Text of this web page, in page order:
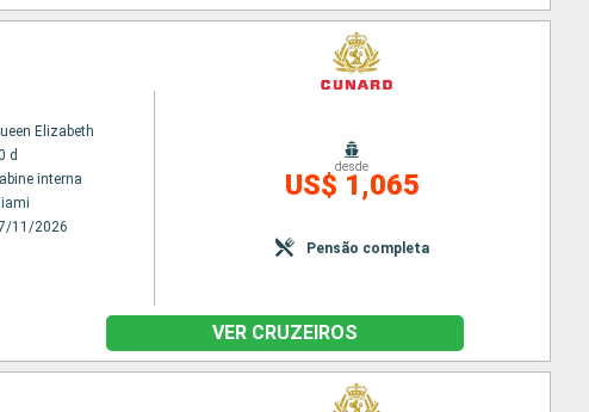
Elizabeth
d
interna
11/2026
desde
US$ 1,065
Pensão completa
VER CRUZEIROS